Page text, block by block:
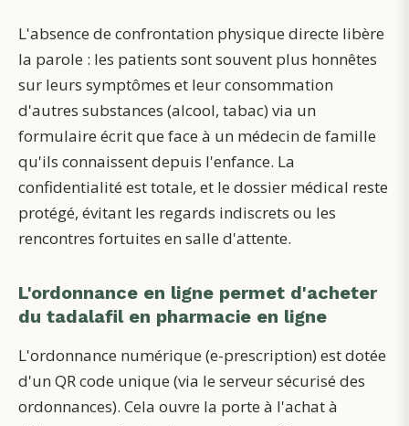
L'absence de confrontation physique directe libère
la parole : les patients sont souvent plus honnêtes
sur leurs symptômes et leur consommation
d'autres substances (alcool, tabac) via un
formulaire écrit que face à un médecin de famille
qu'ils connaissent depuis l'enfance. La
confidentialité est totale, et le dossier médical reste
protégé, évitant les regards indiscrets ou les
rencontres fortuites en salle d'attente.
L'ordonnance en ligne permet d'acheter
du tadalafil en pharmacie en ligne
L'ordonnance numérique (e-prescription) est dotée
d'un QR code unique (via le serveur sécurisé des
ordonnances). Cela ouvre la porte à l'achat à